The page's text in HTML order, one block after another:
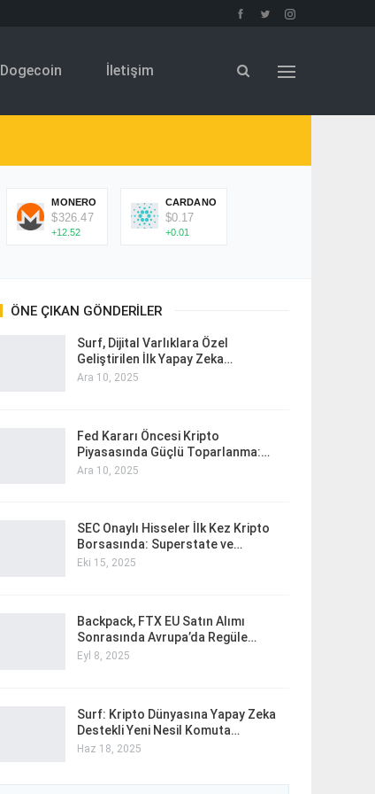
Dogecoin İletişim
MONERO
$326.47
+12.52
CARDANO
$0.17
+0.01
ÖNE ÇIKAN GÖNDERILER
Surf, Dijital Varlıklara Özel
Geliştirilen İlk Yapay Zeka…
Ara 10, 2025
Fed Kararı Öncesi Kripto
Piyasasında Güçlü Toparlanma:…
Ara 10, 2025
SEC Onaylı Hisseler İlk Kez Kripto
Borsasında: Superstate ve…
Eki 15, 2025
Backpack, FTX EU Satın Alımı
Sonrasında Avrupa’da Regüle…
Eyl 8, 2025
Surf: Kripto Dünyasına Yapay Zeka
Destekli Yeni Nesil Komuta…
Haz 18, 2025